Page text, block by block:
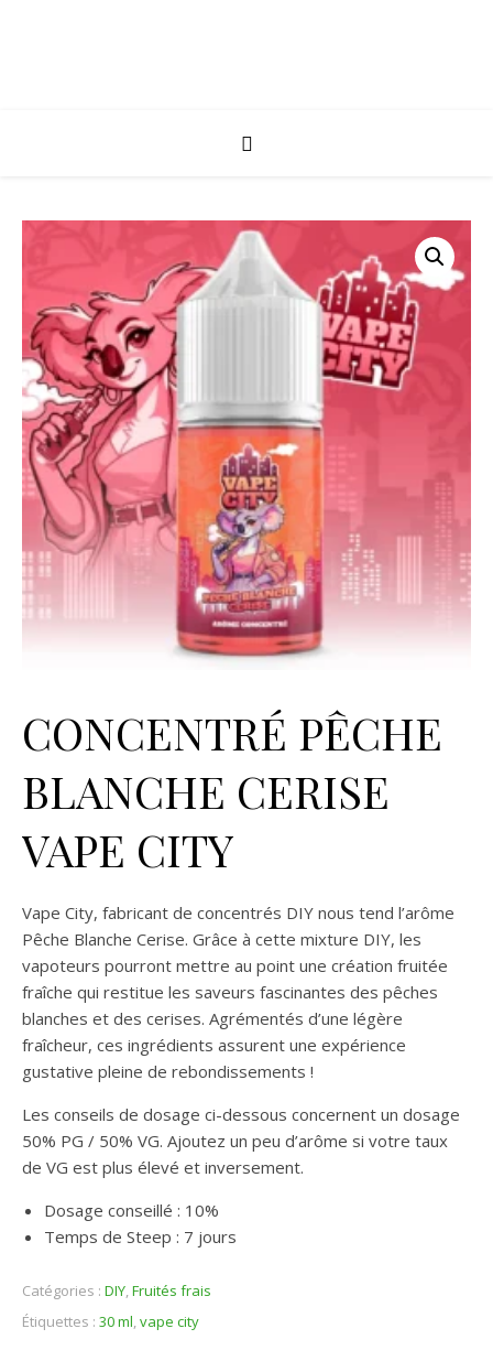
CONCENTRÉ PÊCHE
BLANCHE CERISE
VAPE CITY
Vape City, fabricant de concentrés DIY nous tend l’arôme
Pêche Blanche Cerise. Grâce à cette mixture DIY, les
vapoteurs pourront mettre au point une création fruitée
fraîche qui restitue les saveurs fascinantes des pêches
blanches et des cerises. Agrémentés d’une légère
fraîcheur, ces ingrédients assurent une expérience
gustative pleine de rebondissements !
Les conseils de dosage ci-dessous concernent un dosage
50% PG / 50% VG. Ajoutez un peu d’arôme si votre taux
de VG est plus élevé et inversement.
Dosage conseillé : 10%
Temps de Steep : 7 jours
Catégories : DIY,Fruités frais
Étiquettes : 30 ml,vape city